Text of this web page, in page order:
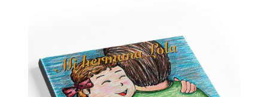
hasta
$16.75
SELECCIONAR OPCIONES
/